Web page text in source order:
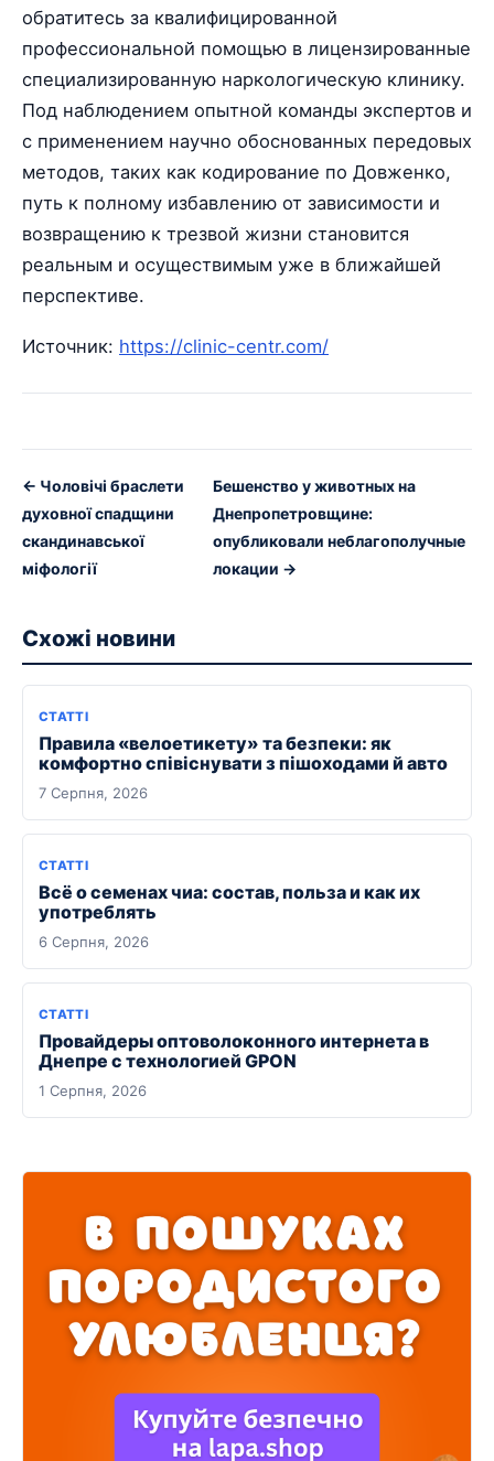
обратитесь за квалифицированной
профессиональной помощью в лицензированные
специализированную наркологическую клинику.
Под наблюдением опытной команды экспертов и
с применением научно обоснованных передовых
методов, таких как кодирование по Довженко,
путь к полному избавлению от зависимости и
возвращению к трезвой жизни становится
реальным и осуществимым уже в ближайшей
перспективе.
Источник: https://clinic-centr.com/
← Чоловічі браслети
духовної спадщини
скандинавської
міфології
Бешенство у животных на
Днепропетровщине:
опубликовали неблагополучные
локации →
Схожі новини
СТАТТІ
Правила «велоетикету» та безпеки: як
комфортно співіснувати з пішоходами й авто
7 Серпня, 2026
СТАТТІ
Всё о семенах чиа: состав, польза и как их
употреблять
6 Серпня, 2026
СТАТТІ
Провайдеры оптоволоконного интернета в
Днепре с технологией GPON
1 Серпня, 2026